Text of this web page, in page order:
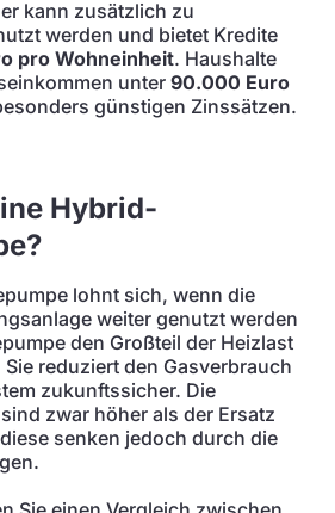
kann zusätzlich zu
werden und bietet Kredite
pro Wohneinheit. Haushalte
unter 90.000 Euro
günstigen Zinssätzen.
Hybrid-
lohnt sich, wenn die
weiter genutzt werden
den Großteil der Heizlast
reduziert den Gasverbrauch
zukunftssicher. Die
zwar höher als der Ersatz
senken jedoch durch die